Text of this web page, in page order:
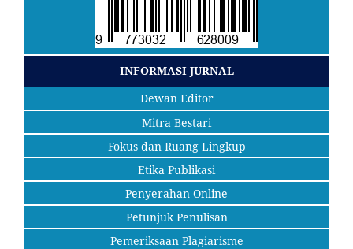
INFORMASI JURNAL
Dewan Editor
Mitra Bestari
Fokus dan Ruang Lingkup
Etika Publikasi
Penyerahan Online
Petunjuk Penulisan
Pemeriksaan Plagiarisme